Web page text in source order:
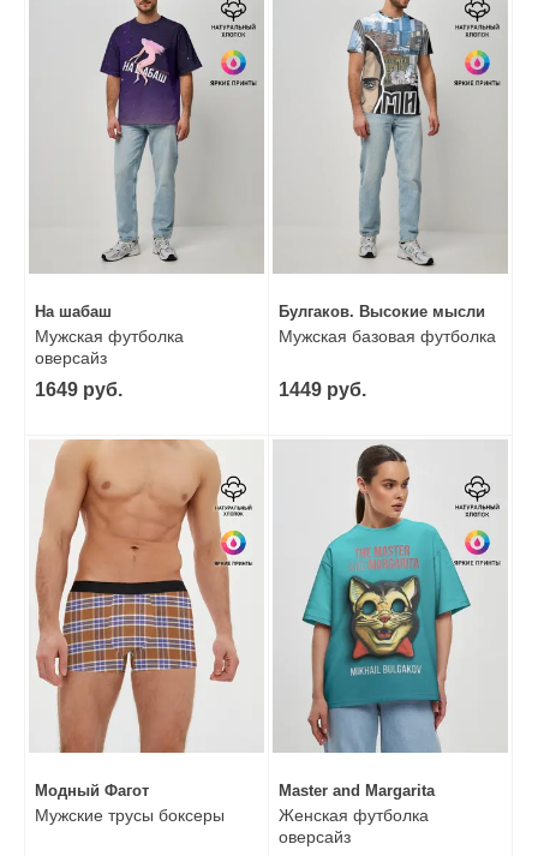
На шабаш
Мужская футболка
оверсайз
1649 руб.
Булгаков. Высокие мысли
Мужская базовая футболка
1449 руб.
Модный Фагот
Мужские трусы боксеры
Master and Margarita
Женская футболка
оверсайз